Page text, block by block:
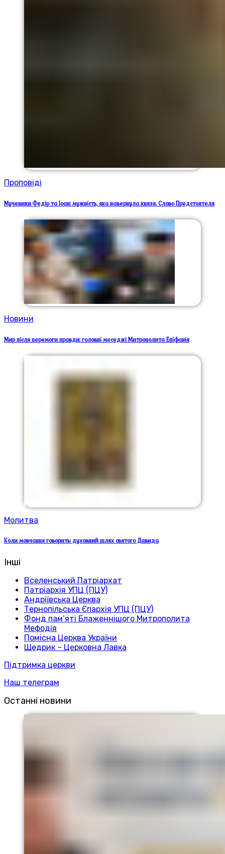
Проповіді
Мученики Федір та Іоан: мужність, яка навернула князя. Слово Предстоятеля
Новини
Мир після перемоги правди: головні меседжі Митрополита Епіфанія
Молитва
Коли мовчання говорить: духовний шлях святого Давида
Інші
Вселенський Патріархат
Патріархія УПЦ (ПЦУ)
Андріївська Церква
Тернопільська Єпархія УПЦ (ПЦУ)
Фонд пам’яті Блаженнішого Митрополита
Мефодія
Помісна Церква України
Щедрик – Церковна Лавка
Підтримка церкви
Наш телеграм
Останні новини